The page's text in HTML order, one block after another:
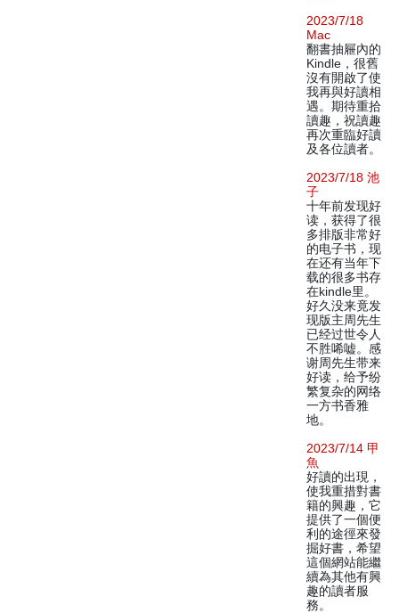
2023/7/18
Mac
翻書抽屜內的
Kindle，很舊
沒有開啟了使
我再與好讀相
遇。期待重拾
讀趣，祝讀趣
再次重臨好讀
及各位讀者。
2023/7/18 池
子
十年前发现好
读，获得了很
多排版非常好
的电子书，现
在还有当年下
载的很多书存
在kindle里。
好久没来竟发
现版主周先生
已经过世令人
不胜唏嘘。感
谢周先生带来
好读，给予纷
繁复杂的网络
一方书香雅
地。
2023/7/14 甲
魚
好讀的出現，
使我重措對書
籍的興趣，它
提供了一個便
利的途徑來發
掘好書，希望
這個網站能繼
續為其他有興
趣的讀者服
務。